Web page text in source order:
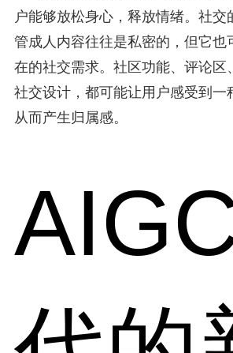
户能够放松身心，释放情绪。社交
管成人内容往往是私密的，但它也
在的社交需求。社区功能、评论区
社交设计，都可能让用户感受到一
从而产生归属感。